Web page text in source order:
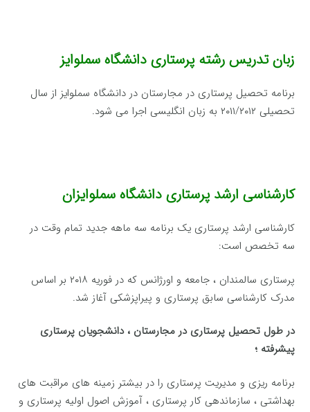
زبان تدریس رشته پرستاری دانشگاه سملوایز
برنامه تحصیل پرستاری در مجارستان در دانشگاه سملوایز از سال
تحصیلی ۲۰۱۱/۲۰۱۲ به زبان انگلیسی اجرا می شود.
کارشناسی ارشد پرستاری دانشگاه سملوایزان
کارشناسی ارشد پرستاری یک برنامه سه ماهه جدید تمام وقت در
سه تخصص است:
پرستاری سالمندان ، جامعه و اورژانس که در فوریه ۲۰۱۸ بر اساس
مدرک کارشناسی سابق پرستاری و پیراپزشکی آغاز شد.
در طول تحصیل پرستاری در مجارستان ، دانشجویان پرستاری
پیشرفته ؛
برنامه ریزی و مدیریت پرستاری را در بیشتر زمینه های مراقبت های
بهداشتی ، سازماندهی کار پرستاری ، آموزش اصول اولیه پرستاری و